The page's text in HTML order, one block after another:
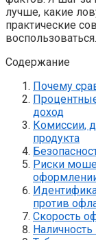
лучше, какие
практические
воспользоваться.
Содержание
Почему
доход
Комиссии,
продукта
Риски
против
Скорость